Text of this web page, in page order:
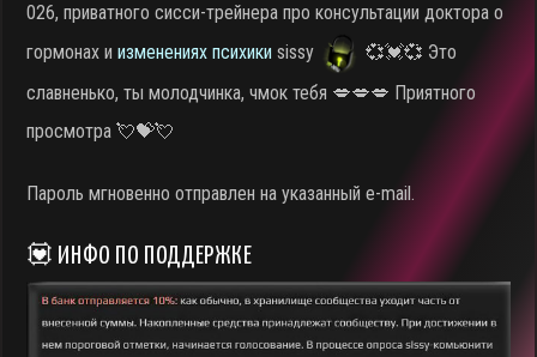
026, приватного сисси-трейнера про консультации доктора о
гормонах иизменениях психики sissy
💞💓💞 Это
славненько, ты молодчинка, чмок тебя 💋💋💋 Приятного
просмотра 💘💝💘
Пароль мгновенно отправлен на указанный e-mail.
💟 ИНФО ПО ПОДДЕРЖКЕ